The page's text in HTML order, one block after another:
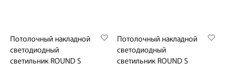
Потолочный накладной
светодиодный
светильник ROUND S
Потолочный накладной
светодиодный
светильник ROUND S